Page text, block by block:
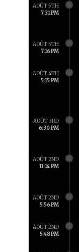
AOÛT 5TH
7:31 PM
AOÛT 5TH
7:16 PM
AOÛT 4TH
5:15 PM
AOÛT 3RD
6:30 PM
AOÛT 2ND
11:14 PM
AOÛT 2ND
5:56 PM
AOÛT 2ND
5:48 PM